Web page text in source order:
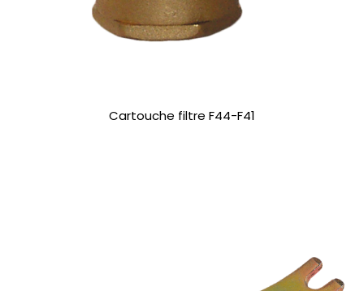
Cartouche filtre F44-F41